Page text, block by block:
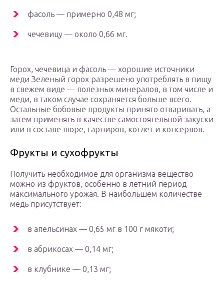
фасоль — примерно 0,48 мг;
чечевицу — около 0,66 мг.
Горох, чечевица и фасоль — хорошие источники
меди Зеленый горох разрешено употреблять в пищу
в свежем виде — полезных минералов, в том числе и
меди, в таком случае сохраняется больше всего.
Остальные бобовые продукты принято отваривать, а
затем применять в качестве самостоятельной закуски
или в составе пюре, гарниров, котлет и консервов.
Фрукты и сухофрукты
Получить необходимое для организма вещество
можно из фруктов, особенно в летний период
максимального урожая. В наибольшем количестве
медь присутствует:
в апельсинах — 0,65 мг в 100 г мякоти;
в абрикосах — 0,14 мг;
в клубнике — 0,13 мг;